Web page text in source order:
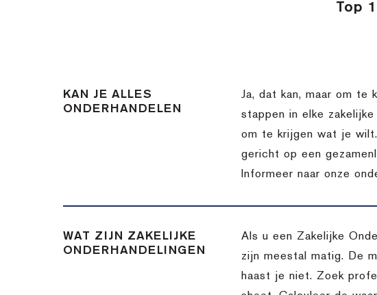
Top
KAN JE ALLES
ONDERHANDELEN
Ja, dat kan, maar om te
stappen in elke
om te krijgen wat je wilt.
gericht op een
Informeer naar onze
WAT ZIJN ZAKELIJKE
ONDERHANDELINGEN
Als u een Zakelijke
zijn meestal matig. De
haast je niet. Zoek